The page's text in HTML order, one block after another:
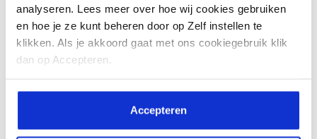
analyseren. Lees meer over hoe wij cookies gebruiken
en hoe je ze kunt beheren door op Zelf instellen te
klikken. Als je akkoord gaat met ons cookiegebruik klik
dan op Accepteren.
Accepteren
Laatste nieuws
Hieronder vind je het laatste nieuws over
(leven met) astma en onze vereniging.